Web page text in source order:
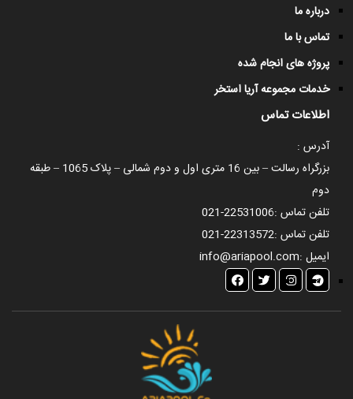
درباره ما
تماس با ما
پروژه های انجام شده
خدمات مجموعه آریا استخر
اطلاعات تماس
آدرس :
بزرگراه رسالت – بین 16 متری اول و دوم شمالی – پلاک 1065 – طبقه
دوم
تلفن تماس :021-22531006
تلفن تماس :021-22313572
ایمیل :info@ariapool.com